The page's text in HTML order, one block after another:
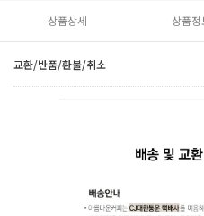
상품상세 상품
교환/반품/환불/취소